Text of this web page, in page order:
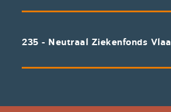
uitstekend
waarvan
235 - Neutraal Ziekenfonds